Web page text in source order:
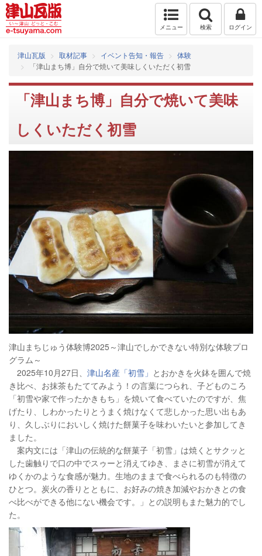
メニュー 検索 ログイン
津山瓦版 取材記事 イベント告知・報告
体験
「津山まち博」自分で焼いて美味しくいただく初雪
「津山まち博」自分で焼いて美味
しくいただく初雪
津山まちじゅう体験博2025～津山でしかできない特別な体験プロ
グラム～
2025年10月27日、 津山名産「初雪」 とおかきを火鉢を囲んで焼
き比べ、お抹茶もたててみよう！の言葉につられ、子どものころ
「初雪や家で作ったかきもち」を焼いて食べていたのですが、焦
げたり、しわかったりとうまく焼けなくて悲しかった思い出もあ
り、久しぶりにおいしく焼けた餅菓子を味わいたいと参加してき
ました。
案内文には「津山の伝統的な餅菓子「初雪」は焼くとサクッと
した歯触りで口の中でスゥーと消えてゆき、まさに初雪が消えて
ゆくかのような食感が魅力。生地のままで食べられるのも特徴の
ひとつ。炭火の香りとともに、お好みの焼き加減やおかきとの食
べ比べができる他にない機会です。」との説明もまた魅力的でし
た。